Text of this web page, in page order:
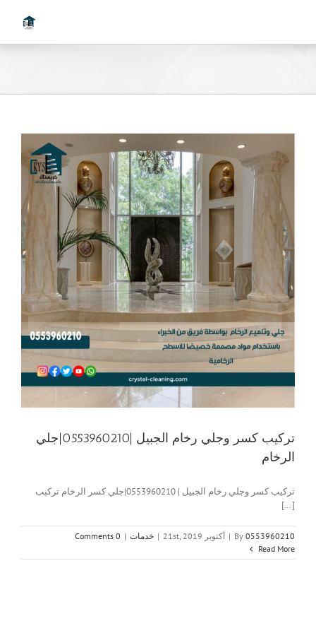
تركيب كسر وجلي رخام الجبيل |0553960210|جلي
الرخام
تركيب كسر وجلي رخام الجبيل | 0553960210|جلي كسر الرخام تركيب
[...]
By 0553960210
| أكتوبر 21st, 2019 | خدمات |
0 Comments
Read More